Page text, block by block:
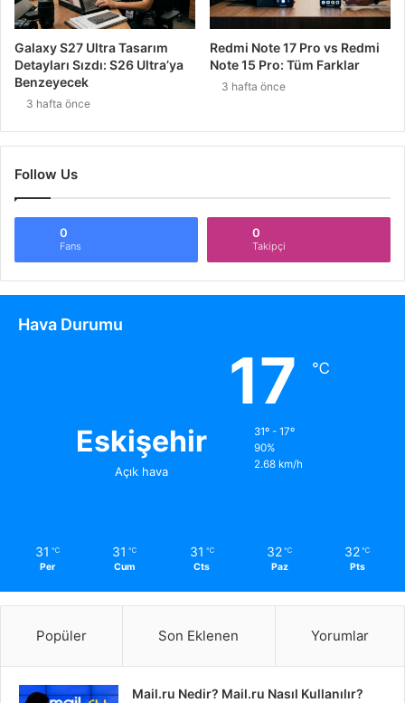
Galaxy S27 Ultra Tasarım
Detayları Sızdı: S26 Ultra’ya
Benzeyecek
3 hafta önce
Redmi Note 17 Pro vs Redmi
Note 15 Pro: Tüm Farklar
3 hafta önce
Follow Us
0
Fans
0
Takipçi
Hava Durumu
Eskişehir
Açık hava
17 ℃
31º - 17º
90%
2.68 km/h
31 ℃
Per
31 ℃
Cum
31 ℃
Cts
32 ℃
Paz
32 ℃
Pts
Popüler Son Eklenen Yorumlar
Mail.ru Nedir? Mail.ru Nasıl Kullanılır?